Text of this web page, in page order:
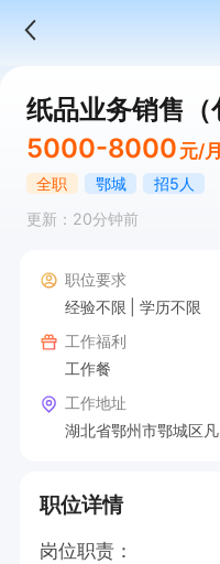
纸品业务销售（
5000-8000 元/月
全职 鄂城
招5人
更新：20分钟前
职位要求
经验不限
学历不限
工作福利
工作餐
工作地址
湖北省鄂州市鄂城区
职位详情
岗位职责：